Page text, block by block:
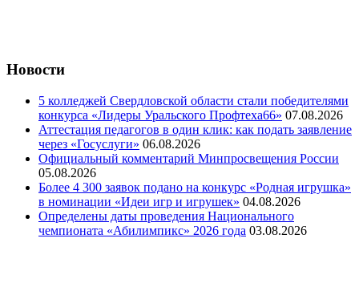
Новости
5 колледжей Свердловской области стали победителями
конкурса «Лидеры Уральского Профтеха66» 07.08.2026
Аттестация педагогов в один клик: как подать заявление
через «Госуслуги» 06.08.2026
Официальный комментарий Минпросвещения России
05.08.2026
Более 4 300 заявок подано на конкурс «Родная игрушка»
в номинации «Идеи игр и игрушек» 04.08.2026
Определены даты проведения Национального
чемпионата «Абилимпикс» 2026 года 03.08.2026